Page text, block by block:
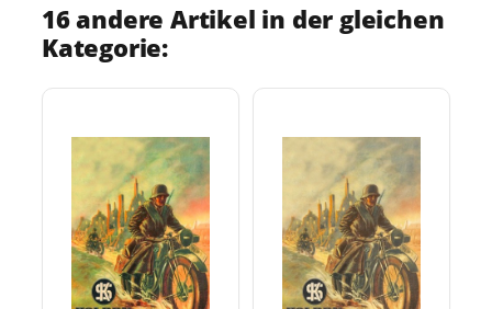
16 andere Artikel in der gleichen
Kategorie: